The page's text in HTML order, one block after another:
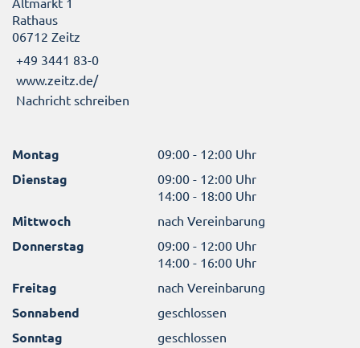
Rathaus
06712 Zeitz
+49 3441 83-0
www.zeitz.de/
Nachricht schreiben
Montag 09:00 - 12:00 Uhr
Dienstag
09:00 - 12:00 Uhr
14:00 - 18:00 Uhr
Mittwoch nach Vereinbarung
Donnerstag
09:00 - 12:00 Uhr
14:00 - 16:00 Uhr
Freitag nach Vereinbarung
Sonnabend geschlossen
Sonntag geschlossen